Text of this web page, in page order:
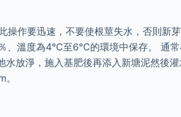
操作要迅速，不要使根莖失水，否則新
、溫度為4℃至6℃的環境中保存。 通常
水放淨，施入基肥後再添入新塘泥然後